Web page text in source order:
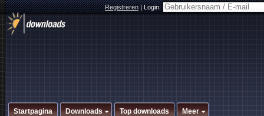
Registreren|Login:
Startpagina Downloads Top downloads Meer